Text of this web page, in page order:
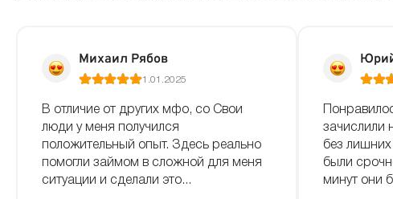
Михаил Рябов
1.01.2025
В отличие от других мфо, со Свои
люди у меня получился
положительный опыт. Здесь реально
помогли займом в сложной для меня
ситуации и сделали это...
зачислили
без
были
минут они